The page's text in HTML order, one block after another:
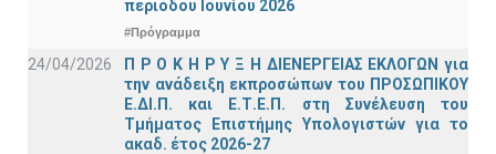
περιόδου Ιουνίου 2026
#Πρόγραμμα
24/04/2026
Π Ρ Ο Κ Η Ρ Υ Ξ Η ΔΙΕΝΕΡΓΕΙΑΣ ΕΚΛΟΓΩΝ για
την ανάδειξη εκπροσώπων του ΠΡΟΣΩΠΙΚΟΥ
Ε.ΔΙ.Π. και Ε.Τ.Ε.Π. στη Συνέλευση του
Τμήματος Επιστήμης Υπολογιστών για το
ακαδ. έτος 2026-27